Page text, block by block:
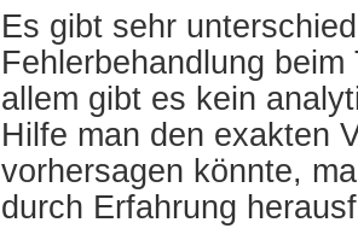
Es gibt sehr
Fehlerbehandlung
allem gibt es kein
Hilfe man den exakten
vorhersagen könnte,
durch Erfahrung